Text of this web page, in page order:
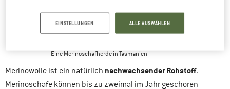
Eine Merinoschafherde in Tasmanien
Merinowolle ist ein natürlich nachwachsender Rohstoff.
Merinoschafe können bis zu zweimal im Jahr geschoren
EINSTELLUNGEN ALLE AUSWÄHLEN